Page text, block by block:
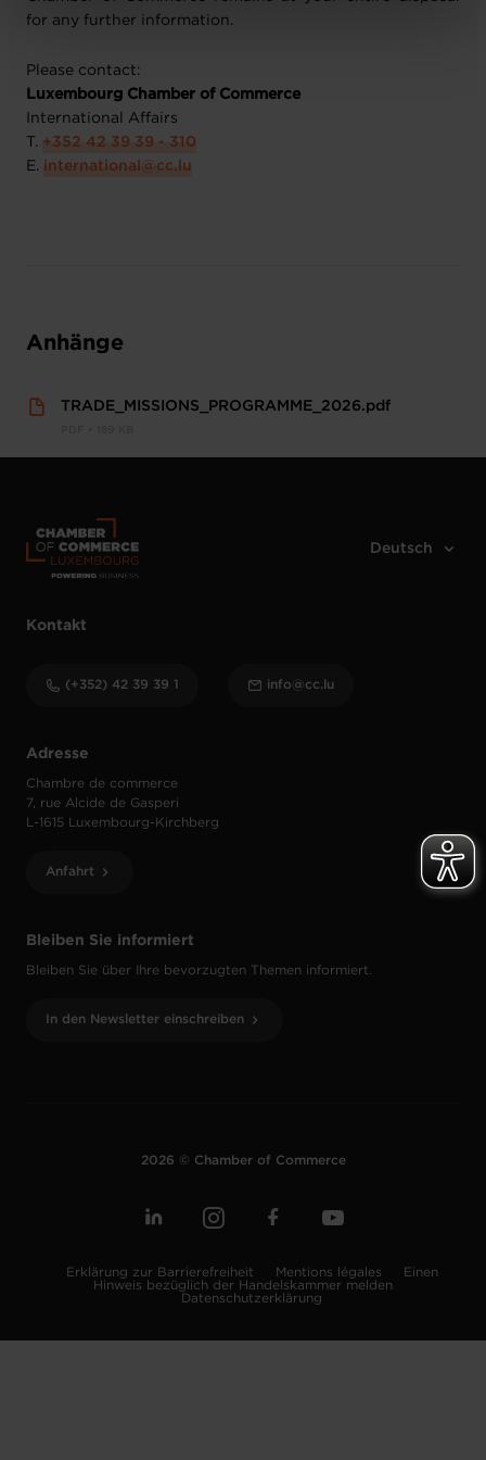
Charte d’usage des cookies
for any further information.
Please contact:
Luxembourg Chamber of Commerce
International Affairs
T. +352 42 39 39 - 310
E. international@cc.lu
Anhänge
TRADE_MISSIONS_PROGRAMME_2026.pdf
Bleiben Sie informiert
Bleiben Sie über Ihre bevorzugten Themen informiert.
In den Newsletter einschreiben
Adresse
Chambre de commerce
7, rue Alcide de Gasperi
L-1615 Luxembourg-Kirchberg
Anfahrt
Kontakt
(+352) 42 39 39 1 info@cc.lu
2026 © Chamber of Commerce
Erklärung zur Barrierefreiheit Mentions légales
Einen
Hinweis bezüglich der Handelskammer melden
Datenschutzerklärung